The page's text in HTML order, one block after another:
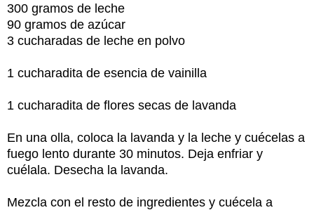
300 gramos de leche
90 gramos de azúcar
3 cucharadas de leche en polvo
1 cucharadita de esencia de vainilla
1 cucharadita de flores secas de lavanda
En una olla, coloca la lavanda y la leche y cuécelas a
fuego lento durante 30 minutos. Deja enfriar y
cuélala. Desecha la lavanda.
Mezcla con el resto de ingredientes y cuécela a